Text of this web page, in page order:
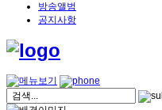
방송앨범
공지사항